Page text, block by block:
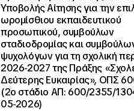
Υποβολής Αίτησης για την
ωρομίσθιου εκπαιδευτικού
προσωπικού, συμβούλων
σταδιοδρομίας και
ψυχολόγων για τη σχολική
2026-2027 της Πράξης
Δεύτερης Ευκαιρίας», ΟΠΣ
(2ο στάδιο ΑΠ: 600/2355/
05-2026)